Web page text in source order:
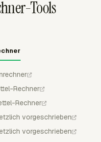
Tools
Rechner
Rechner
vorgeschrieben
vorgeschrieben